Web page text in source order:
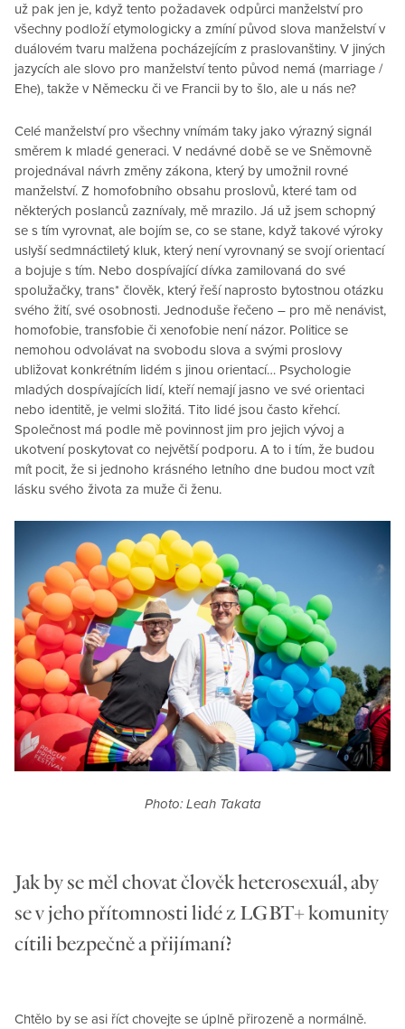
už pak jen je, když tento požadavek odpůrci manželství pro
všechny podloží etymologicky a zmíní původ slova manželství v
duálovém tvaru malžena pocházejícím z praslovanštiny. V jiných
jazycích ale slovo pro manželství tento původ nemá (marriage /
Ehe), takže v Německu či ve Francii by to šlo, ale u nás ne?
Celé manželství pro všechny vnímám taky jako výrazný signál
směrem k mladé generaci. V nedávné době se ve Sněmovně
projednával návrh změny zákona, který by umožnil rovné
manželství. Z homofobního obsahu proslovů, které tam od
některých poslanců zaznívaly, mě mrazilo. Já už jsem schopný
se s tím vyrovnat, ale bojím se, co se stane, když takové výroky
uslyší sedmnáctiletý kluk, který není vyrovnaný se svojí orientací
a bojuje s tím. Nebo dospívající dívka zamilovaná do své
spolužačky, trans* člověk, který řeší naprosto bytostnou otázku
svého žití, své osobnosti. Jednoduše řečeno – pro mě nenávist,
homofobie, transfobie či xenofobie není názor. Politice se
nemohou odvolávat na svobodu slova a svými proslovy
ubližovat konkrétním lidém s jinou orientací… Psychologie
mladých dospívajících lidí, kteří nemají jasno ve své orientaci
nebo identitě, je velmi složitá. Tito lidé jsou často křehcí.
Společnost má podle mě povinnost jim pro jejich vývoj a
ukotvení poskytovat co největší podporu. A to i tím, že budou
mít pocit, že si jednoho krásného letního dne budou moct vzít
lásku svého života za muže či ženu.
Photo: Leah Takata
Jak by se měl chovat člověk heterosexuál, aby
se v jeho přítomnosti lidé z LGBT+ komunity
cítili bezpečně a přijímaní?
Chtělo by se asi říct chovejte se úplně přirozeně a normálně.